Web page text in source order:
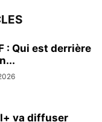
: Qui est derrière
va diffuser